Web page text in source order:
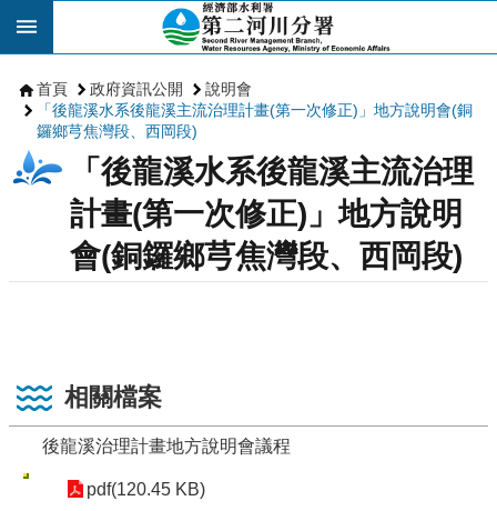
跳到主要內容區塊
首頁 政府資訊公開
說明會
「後龍溪水系後龍溪主流治理計畫(第一次修正)」地方說明會(銅
鑼鄉芎焦灣段、西岡段)
「後龍溪水系後龍溪主流治理
計畫(第一次修正)」地方說明
會(銅鑼鄉芎焦灣段、西岡段)
相關檔案
後龍溪治理計畫地方說明會議程
pdf(120.45 KB)